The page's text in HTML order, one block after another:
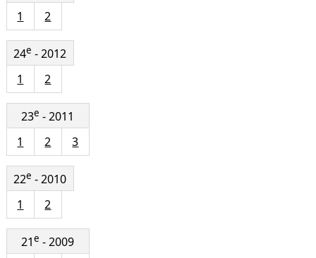
1
2
24e - 2012
1
2
23e - 2011
1
2 3
22e - 2010
1
2
21e - 2009